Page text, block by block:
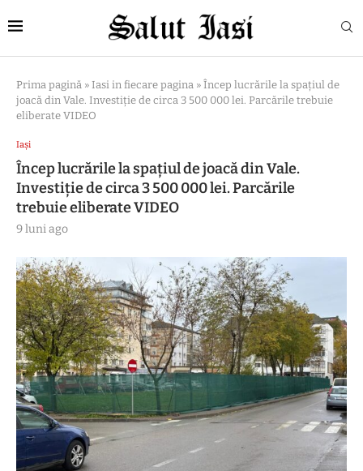
Prima pagină » Iasi in fiecare pagina » Încep lucrările la spațiul de
joacă din Vale. Investiție de circa 3 500 000 lei. Parcările trebuie
eliberate VIDEO
Iași
Încep lucrările la spațiul de joacă din Vale.
Investiție de circa 3 500 000 lei. Parcările
trebuie eliberate VIDEO
9 luni ago